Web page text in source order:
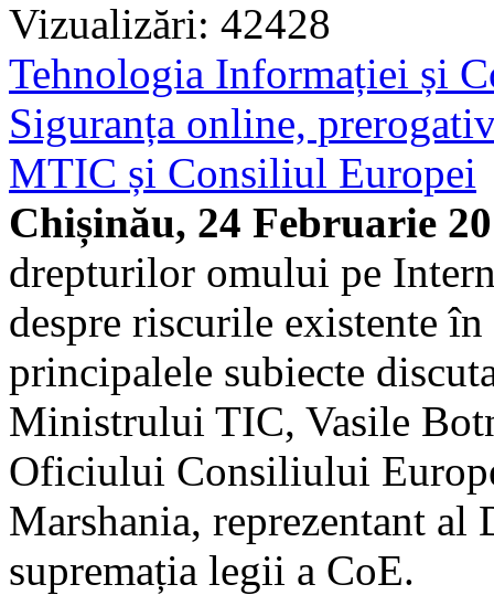
Vizualizări: 42428
Tehnologia Informației și
Siguranța online,
MTIC și Consiliul Europei
Chișinău, 24 Februarie
drepturilor omului pe
despre riscurile existente
principalele subiecte
Ministrului TIC, Vasile
Oficiului Consiliului
Marshania, reprezentant
supremația legii a CoE.